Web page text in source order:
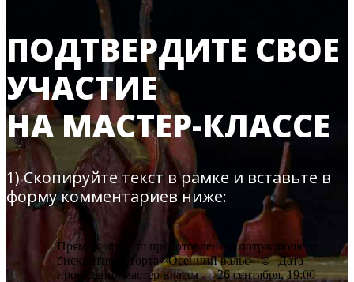
ПОДТВЕРДИТЕ СВОЕ
УЧАСТИЕ
НА МАСТЕР-КЛАССЕ
1) Скопируйте текст в рамке и вставьте в
форму комментариев ниже:
Прямой эфир по приготовлению потрясающего
бисквитного торта «Осенний вальс»☺️ Дата
проведения мастер-класса — 26 сентября, 19:00